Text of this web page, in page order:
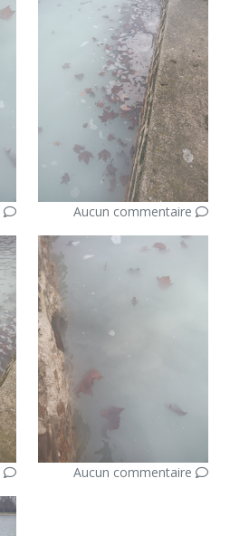
Aucun commentaire
Aucun commentaire